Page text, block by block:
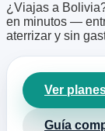
¿Viajas a
en minutos —
aterrizar y sin
Ver
Guía